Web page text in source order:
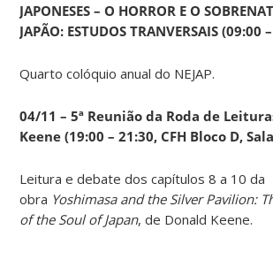
JAPONESES – O HORROR E O
JAPÃO: ESTUDOS TRANVERSAIS (09:00
Quarto colóquio anual do NEJAP.
04/11 – 5ª Reunião da Roda de
Keene (19:00 – 21:30, CFH Bloco D,
Leitura e debate dos capítulos 8 a 10 da
obra Yoshimasa and the Silver Pavilion:
of the Soul of Japan, de Donald Keene.